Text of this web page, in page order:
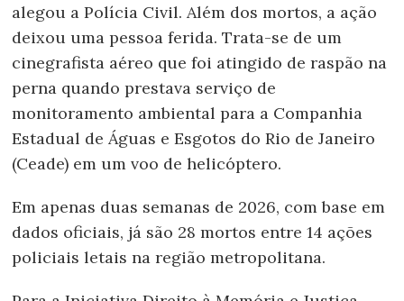
alegou a Polícia Civil. Além dos mortos, a ação
deixou uma pessoa ferida. Trata-se de um
cinegrafista aéreo que foi atingido de raspão na
perna quando prestava serviço de
monitoramento ambiental para a Companhia
Estadual de Águas e Esgotos do Rio de Janeiro
(Ceade) em um voo de helicóptero.
Em apenas duas semanas de 2026, com base em
dados oficiais, já são 28 mortos entre 14 ações
policiais letais na região metropolitana.